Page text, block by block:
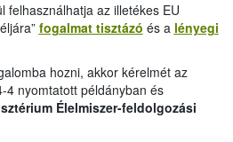
az illetékes EU
fogalmat tisztázó és a lényegi
hozni, akkor kérelmét az
4 nyomtatott példányban és
Élelmiszer-feldolgozási